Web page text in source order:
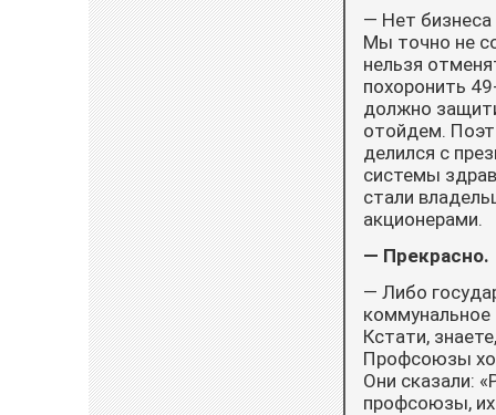
— Нет
Мы точно не
нельзя
похоронить
должно
отойдем.
делился с
системы
стали
акционерами.
— Прекрасно.
— Либо
коммунальное
Кстати,
Профсоюзы
Они сказали:
профсоюзы,